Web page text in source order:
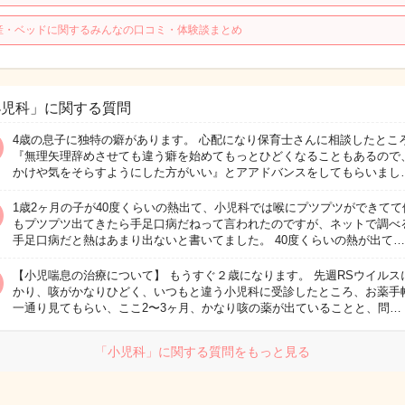
・ベッドに関するみんなの口コミ・体験談まとめ
科」に関する質問
4歳の息子に独特の癖があります。 心配になり保育士さんに相談したとこ
『無理矢理辞めさせても違う癖を始めてもっとひどくなることもあるので
かけや気をそらすようにした方がいい』とアアドバンスをしてもらいま
1歳2ヶ月の子が40度くらいの熱出て、小児科では喉にプツプツができてて
もプツプツ出てきたら手足口病だねって言われたのですが、ネットで調べ
手足口病だと熱はあまり出ないと書いてました。 40度くらいの熱が出て…
【小児喘息の治療について】 もうすぐ２歳になります。 先週RSウイルス
かり、咳がかなりひどく、いつもと違う小児科に受診したところ、お薬手
一通り見てもらい、ここ2〜3ヶ月、かなり咳の薬が出ていることと、問…
「小児科」に関する質問をもっと見る